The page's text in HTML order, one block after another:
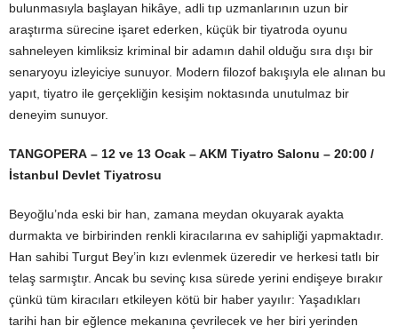
bulunmasıyla başlayan hikâye, adli tıp uzmanlarının uzun bir
araştırma sürecine işaret ederken, küçük bir tiyatroda oyunu
sahneleyen kimliksiz kriminal bir adamın dahil olduğu sıra dışı bir
senaryoyu izleyiciye sunuyor. Modern filozof bakışıyla ele alınan bu
yapıt, tiyatro ile gerçekliğin kesişim noktasında unutulmaz bir
deneyim sunuyor.
TANGOPERA – 12 ve 13 Ocak – AKM Tiyatro Salonu – 20:00 /
İstanbul Devlet Tiyatrosu
Beyoğlu’nda eski bir han, zamana meydan okuyarak ayakta
durmakta ve birbirinden renkli kiracılarına ev sahipliği yapmaktadır.
Han sahibi Turgut Bey’in kızı evlenmek üzeredir ve herkesi tatlı bir
telaş sarmıştır. Ancak bu sevinç kısa sürede yerini endişeye bırakır
çünkü tüm kiracıları etkileyen kötü bir haber yayılır: Yaşadıkları
tarihi han bir eğlence mekanına çevrilecek ve her biri yerinden